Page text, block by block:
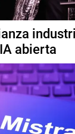
abierta